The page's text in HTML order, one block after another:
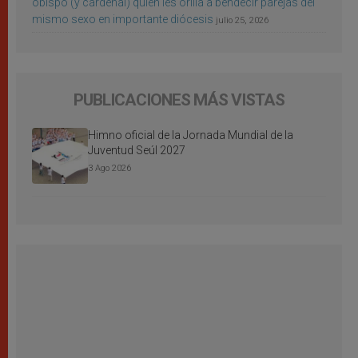
obispo (y cardenal) quien les orilla a bendecir parejas del
mismo sexo en importante diócesis julio 25, 2026
PUBLICACIONES MÁS VISTAS
Himno oficial de la Jornada Mundial de la
Juventud Seúl 2027
3 Ago 2026